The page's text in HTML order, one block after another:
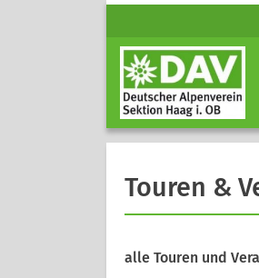
Touren &
alle Touren und